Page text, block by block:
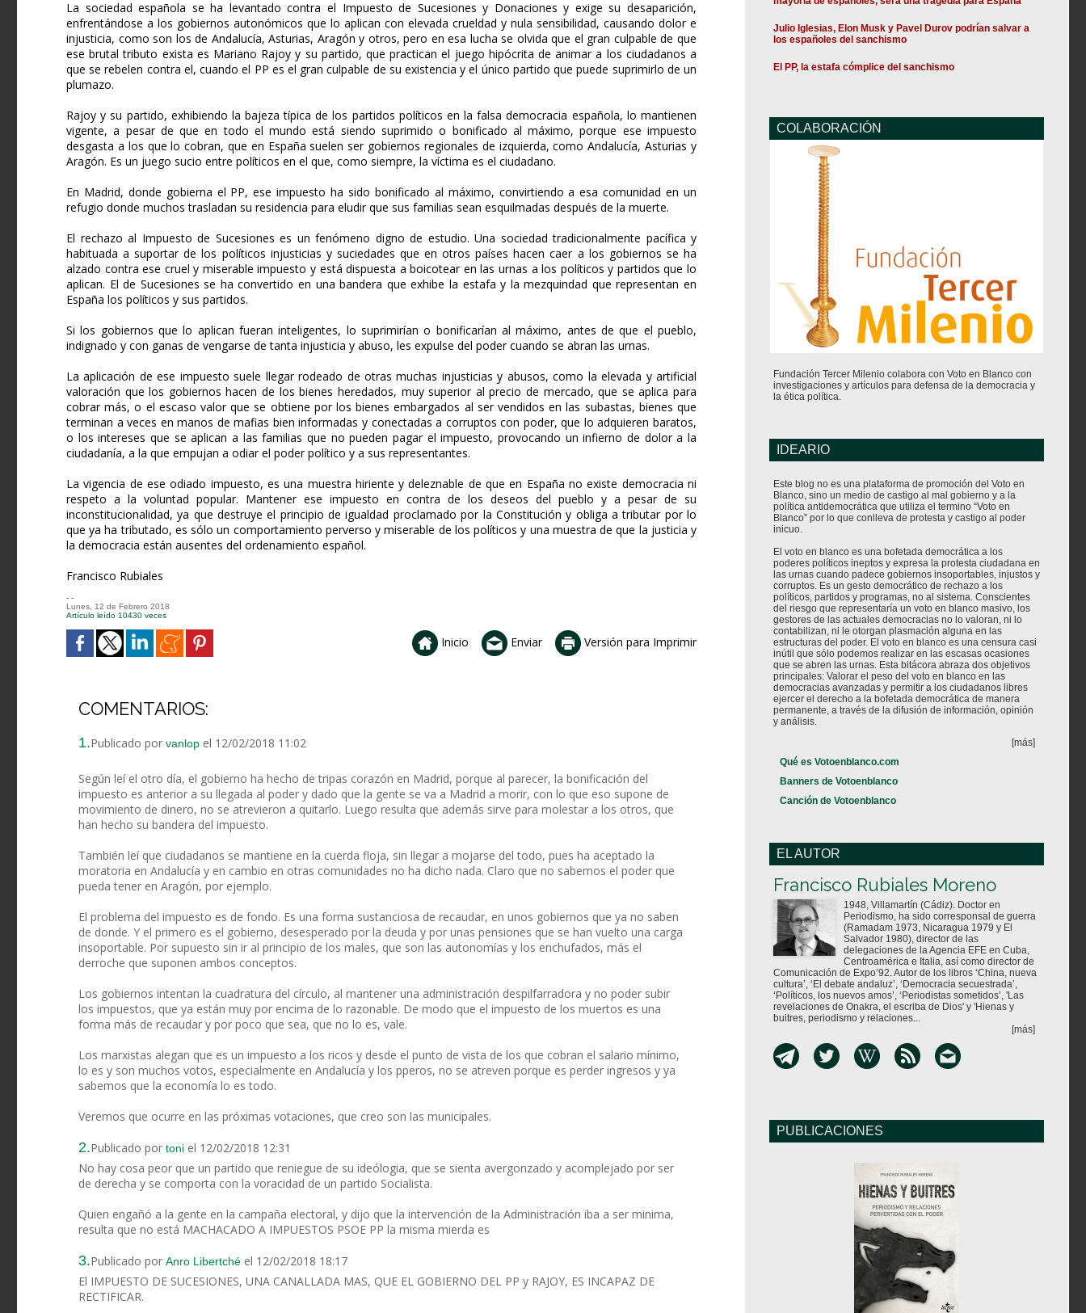
La sociedad española se ha levantado contra el Impuesto de Sucesiones y Donaciones y exige su desaparición,
enfrentándose a los gobiernos autonómicos que lo aplican con elevada crueldad y nula sensibilidad, causando dolor e
injusticia, como son los de Andalucía, Asturias, Aragón y otros, pero en esa lucha se olvida que el gran culpable de que
ese brutal tributo exista es Mariano Rajoy y su partido, que practican el juego hipócrita de animar a los ciudadanos a
que se rebelen contra el, cuando el PP es el gran culpable de su existencia y el único partido que puede suprimirlo de un
plumazo.
Rajoy y su partido, exhibiendo la bajeza típica de los partidos políticos en la falsa democracia española, lo mantienen
vigente, a pesar de que en todo el mundo está siendo suprimido o bonificado al máximo, porque ese impuesto
desgasta a los que lo cobran, que en España suelen ser gobiernos regionales de izquierda, como Andalucía, Asturias y
Aragón. Es un juego sucio entre políticos en el que, como siempre, la víctima es el ciudadano.
En Madrid, donde gobierna el PP, ese impuesto ha sido bonificado al máximo, convirtiendo a esa comunidad en un
refugio donde muchos trasladan su residencia para eludir que sus familias sean esquilmadas después de la muerte.
El rechazo al Impuesto de Sucesiones es un fenómeno digno de estudio. Una sociedad tradicionalmente pacífica y
habituada a suportar de los políticos injusticias y suciedades que en otros países hacen caer a los gobiernos se ha
alzado contra ese cruel y miserable impuesto y está dispuesta a boicotear en las urnas a los políticos y partidos que lo
aplican. El de Sucesiones se ha convertido en una bandera que exhibe la estafa y la mezquindad que representan en
España los políticos y sus partidos.
Si los gobiernos que lo aplican fueran inteligentes, lo suprimirían o bonificarían al máximo, antes de que el pueblo,
indignado y con ganas de vengarse de tanta injusticia y abuso, les expulse del poder cuando se abran las urnas.
La aplicación de ese impuesto suele llegar rodeado de otras muchas injusticias y abusos, como la elevada y artificial
valoración que los gobiernos hacen de los bienes heredados, muy superior al precio de mercado, que se aplica para
cobrar más, o el escaso valor que se obtiene por los bienes embargados al ser vendidos en las subastas, bienes que
terminan a veces en manos de mafias bien informadas y conectadas a corruptos con poder, que lo adquieren baratos,
o los intereses que se aplican a las familias que no pueden pagar el impuesto, provocando un infierno de dolor a la
ciudadanía, a la que empujan a odiar el poder político y a sus representantes.
La vigencia de ese odiado impuesto, es una muestra hiriente y deleznable de que en España no existe democracia ni
respeto a la voluntad popular. Mantener ese impuesto en contra de los deseos del pueblo y a pesar de su
inconstitucionalidad, ya que destruye el principio de igualdad proclamado por la Constitución y obliga a tributar por lo
que ya ha tributado, es sólo un comportamiento perverso y miserable de los políticos y una muestra de que la justicia y
la democracia están ausentes del ordenamiento español.
Francisco Rubiales
- -
Lunes, 12 de Febrero 2018
Artículo leído 10430 veces
Inicio Enviar Versión para Imprimir
COMENTARIOS:
1.Publicado por vanlop el 12/02/2018 11:02
Según leí el otro día, el gobierno ha hecho de tripas corazón en Madrid, porque al parecer, la bonificación del
impuesto es anterior a su llegada al poder y dado que la gente se va a Madrid a morir, con lo que eso supone de
movimiento de dinero, no se atrevieron a quitarlo. Luego resulta que además sirve para molestar a los otros, que
han hecho su bandera del impuesto.
También leí que ciudadanos se mantiene en la cuerda floja, sin llegar a mojarse del todo, pues ha aceptado la
moratoria en Andalucía y en cambio en otras comunidades no ha dicho nada. Claro que no sabemos el poder que
pueda tener en Aragón, por ejemplo.
El problema del impuesto es de fondo. Es una forma sustanciosa de recaudar, en unos gobiernos que ya no saben
de donde. Y el primero es el gobierno, desesperado por la deuda y por unas pensiones que se han vuelto una carga
insoportable. Por supuesto sin ir al principio de los males, que son las autonomías y los enchufados, más el
derroche que suponen ambos conceptos.
Los gobiernos intentan la cuadratura del círculo, al mantener una administración despilfarradora y no poder subir
los impuestos, que ya están muy por encima de lo razonable. De modo que el impuesto de los muertos es una
forma más de recaudar y por poco que sea, que no lo es, vale.
Los marxistas alegan que es un impuesto a los ricos y desde el punto de vista de los que cobran el salario mínimo,
lo es y son muchos votos, especialmente en Andalucía y los pperos, no se atreven porque es perder ingresos y ya
sabemos que la economía lo es todo.
Veremos que ocurre en las próximas votaciones, que creo son las municipales.
2.Publicado por toni el 12/02/2018 12:31
No hay cosa peor que un partido que reniegue de su ideólogia, que se sienta avergonzado y acomplejado por ser
de derecha y se comporta con la voracidad de un partido Socialista.
Quien engañó a la gente en la campaña electoral, y dijo que la intervención de la Administración iba a ser minima,
resulta que no está MACHACADO A IMPUESTOS PSOE PP la misma mierda es
3.Publicado por Anro Libertché el 12/02/2018 18:17
El IMPUESTO DE SUCESIONES, UNA CANALLADA MAS, QUE EL GOBIERNO DEL PP y RAJOY, ES INCAPAZ DE
RECTIFICAR.
Julio Iglesias, Elon Musk y Pavel Durov podrían salvar a
los españoles del sanchismo
El PP, la estafa cómplice del sanchismo
COLABORACIÓN
Fundación Tercer Milenio colabora con Voto en Blanco con
investigaciones y artículos para defensa de la democracia y
la ética política.
IDEARIO
Este blog no es una plataforma de promoción del Voto en
Blanco, sino un medio de castigo al mal gobierno y a la
política antidemocrática que utiliza el termino “Voto en
Blanco” por lo que conlleva de protesta y castigo al poder
inicuo.
El voto en blanco es una bofetada democrática a los
poderes políticos ineptos y expresa la protesta ciudadana en
las urnas cuando padece gobiernos insoportables, injustos y
corruptos. Es un gesto democrático de rechazo a los
políticos, partidos y programas, no al sistema. Conscientes
del riesgo que representaría un voto en blanco masivo, los
gestores de las actuales democracias no lo valoran, ni lo
contabilizan, ni le otorgan plasmación alguna en las
estructuras del poder. El voto en blanco es una censura casi
inútil que sólo podemos realizar en las escasas ocasiones
que se abren las urnas. Esta bitácora abraza dos objetivos
principales: Valorar el peso del voto en blanco en las
democracias avanzadas y permitir a los ciudadanos libres
ejercer el derecho a la bofetada democrática de manera
permanente, a través de la difusión de información, opinión
y análisis.
[más]
Qué es Votoenblanco.com
Banners de Votoenblanco
Canción de Votoenblanco
EL AUTOR
Francisco Rubiales Moreno
1948, Villamartín (Cádiz). Doctor en
Periodismo, ha sido corresponsal de guerra
(Ramadam 1973, Nicaragua 1979 y El
Salvador 1980), director de las
delegaciones de la Agencia EFE en Cuba,
Centroamérica e Italia, así como director de
Comunicación de Expo’92. Autor de los libros ‘China, nueva
cultura’, ‘El debate andaluz’, ‘Democracia secuestrada’,
‘Políticos, los nuevos amos’, ‘Periodistas sometidos’, 'Las
revelaciones de Onakra, el escriba de Dios' y 'Hienas y
buitres, periodismo y relaciones...
[más]
PUBLICACIONES